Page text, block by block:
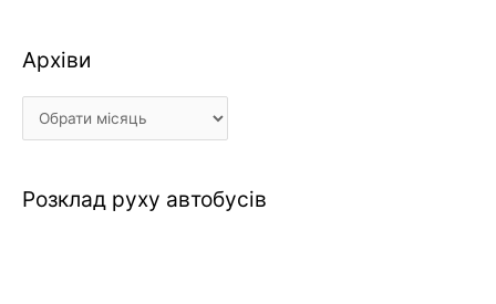
Архіви
Архіви
Розклад руху автобусів